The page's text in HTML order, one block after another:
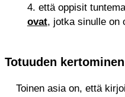
4. että oppisit
ovat, jotka sinulle on
Totuuden kertominen
Toinen asia on, että